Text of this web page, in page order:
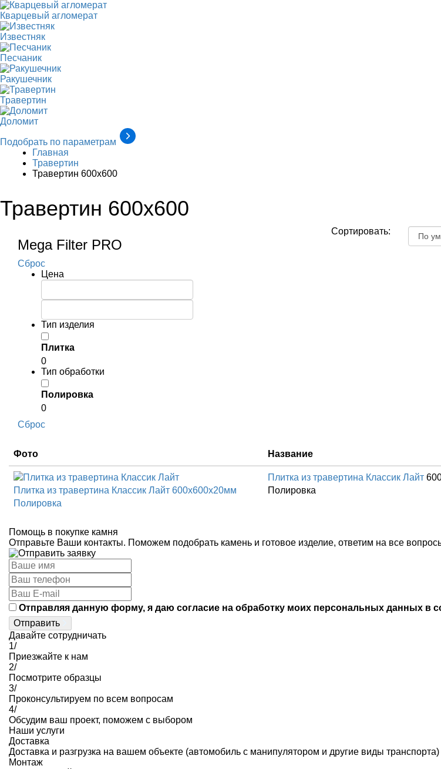
Кварцевый агломерат
Известняк
Песчаник
Ракушечник
Травертин
Доломит
Подобрать по параметрам
Главная
Травертин
Травертин 600х600
Травертин 600х600
Mega Filter PRO
Сброс
Цена
Тип изделия
Плитка
0
Тип обработки
Полировка
0
Сброс
Сортировать:
Фото Название
Плитка из травертина Классик Лайт 600x600x20мм
Полировка
Плитка из травертина Классик Лайт
Полировка
Помощь в покупке камня
Отправьте Ваши контакты. Поможем подобрать камень и готовое изделие, ответим на все
Отправляя данную форму, я даю согласие на обработку моих персональных данных в
Отправить
Давайте сотрудничать
1/
Приезжайте к нам
2/
Посмотрите образцы
3/
Проконсультируем по всем вопросам
4/
Обсудим ваш проект, поможем с выбором
Наши услуги
Доставка
Доставка и разгрузка на вашем объекте (автомобиль с манипулятором и другие виды транспорта)
Монтаж